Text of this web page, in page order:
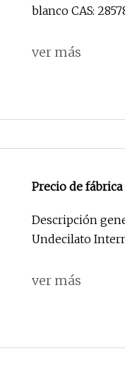
blanco CAS:
ver más
Precio de
Descripción
Undecilato
ver más